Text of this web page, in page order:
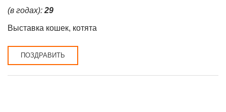
(в годах): 29
Выставка кошек, котята
ПОЗДРАВИТЬ